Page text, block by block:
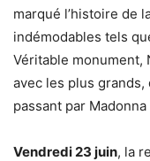
marqué l’histoire de
indémodables tels
Véritable monument,
avec les plus grands,
passant par
Vendredi 23 juin, la